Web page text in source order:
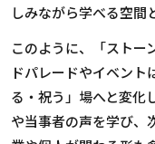
しみながら学べる空間
このように、「ストー
ドパレードやイベン
る・祝う」場へと変化
や当事者の声を学び、